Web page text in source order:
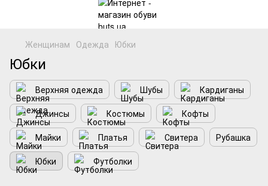
Женщинам Одежда Юбки
Юбки
Верхняя одежда Шубы
Кардиганы
Джинсы
Костюмы
Кофты
Майки
Платья Свитера
Рубашка
Юбки
Футболки